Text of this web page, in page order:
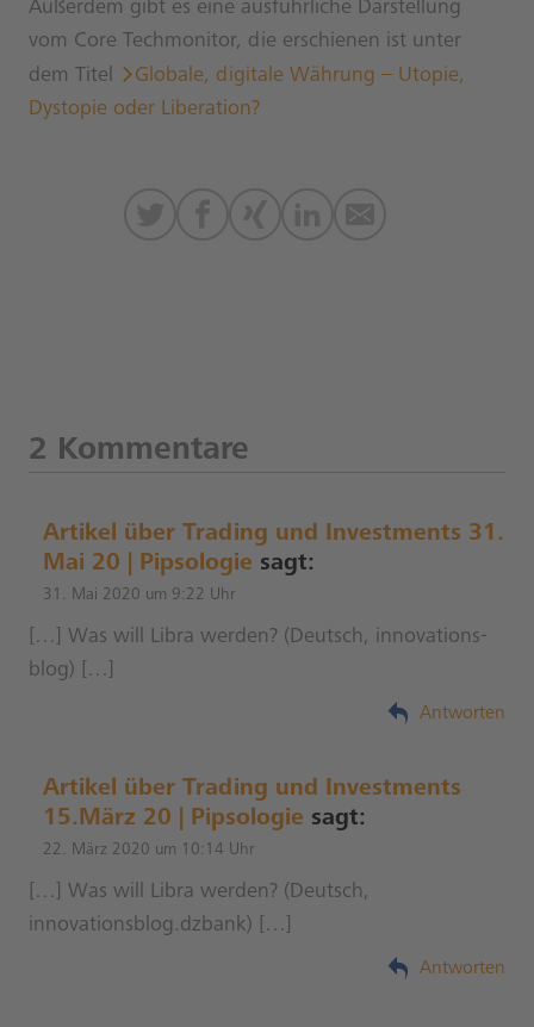
Außerdem gibt es eine ausführliche Darstellung
vom Core Techmonitor, die erschienen ist unter
dem Titel
Globale, digitale Währung – Utopie,
Dystopie oder Liberation?
2 Kommentare
Artikel über Trading und Investments 31.
Mai 20 | Pipsologie sagt:
31. Mai 2020 um 9:22 Uhr
[…] Was will Libra wer­den? (Deutsch, inno­va­ti­ons­
blog) […]
Antworten
Artikel über Trading und Investments
15.März 20 | Pipsologie sagt:
22. März 2020 um 10:14 Uhr
[…] Was will Libra wer­den? (Deutsch,
innovationsblog.dzbank) […]
Antworten